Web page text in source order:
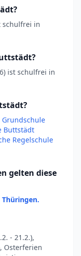
schulfrei in
ist schulfrei in
Buttstädt
Regelschule
gelten diese
- 21.2.),
Osterferien